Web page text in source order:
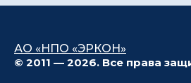
АО «НПО «ЭРКОН»
© 2011 — 2026. Все права